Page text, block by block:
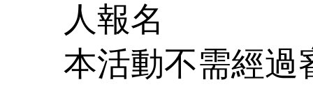
人報名
本活動不需經過